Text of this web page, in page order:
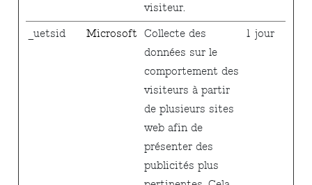
visiteur.
_uetsid Microsoft
Collecte des
données sur le
comportement des
visiteurs à partir
de plusieurs sites
web afin de
présenter des
publicités plus
1 jour